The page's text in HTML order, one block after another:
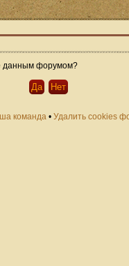
данным форумом?
команда • Удалить cookies